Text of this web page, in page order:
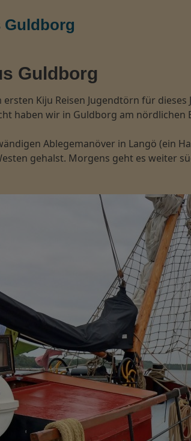
Guldborg
Guldborg
ersten Kiju Reisen Jugendtörn für
haben wir in Guldborg am nördlichen
Ablegemanöver in Langö (ein
gehalst. Morgens geht es weiter